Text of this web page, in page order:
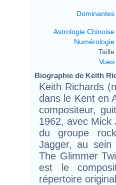
Dominantes
Astrologie Chinoise
Numérologie
Taille
Vues
Biographie de Keith
Keith Richards
dans le Kent en
compositeur,
1962, avec Mick
du groupe
Jagger, au sein
The Glimmer
est le
répertoire